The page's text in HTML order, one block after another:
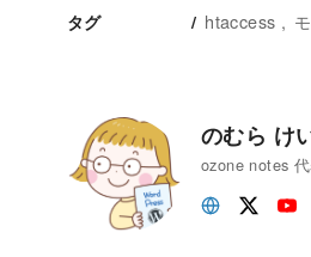
タグ htaccess
のむら け
ozone notes